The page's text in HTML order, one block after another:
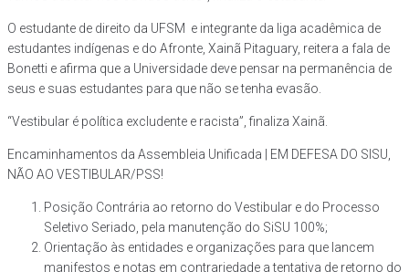
O estudante de direito da UFSM e integrante da liga acadêmica de
estudantes indígenas e do Afronte, Xainã Pitaguary, reitera a fala de
Bonetti e afirma que a Universidade deve pensar na permanência de
seus e suas estudantes para que não se tenha evasão.
“Vestibular é política excludente e racista”, finaliza Xainã.
Encaminhamentos da Assembleia Unificada | EM DEFESA DO SISU,
NÃO AO VESTIBULAR/PSS!
Posição Contrária ao retorno do Vestibular e do Processo
Seletivo Seriado, pela manutenção do SiSU 100%;
Orientação às entidades e organizações para que lancem
manifestos e notas em contrariedade a tentativa de retorno do